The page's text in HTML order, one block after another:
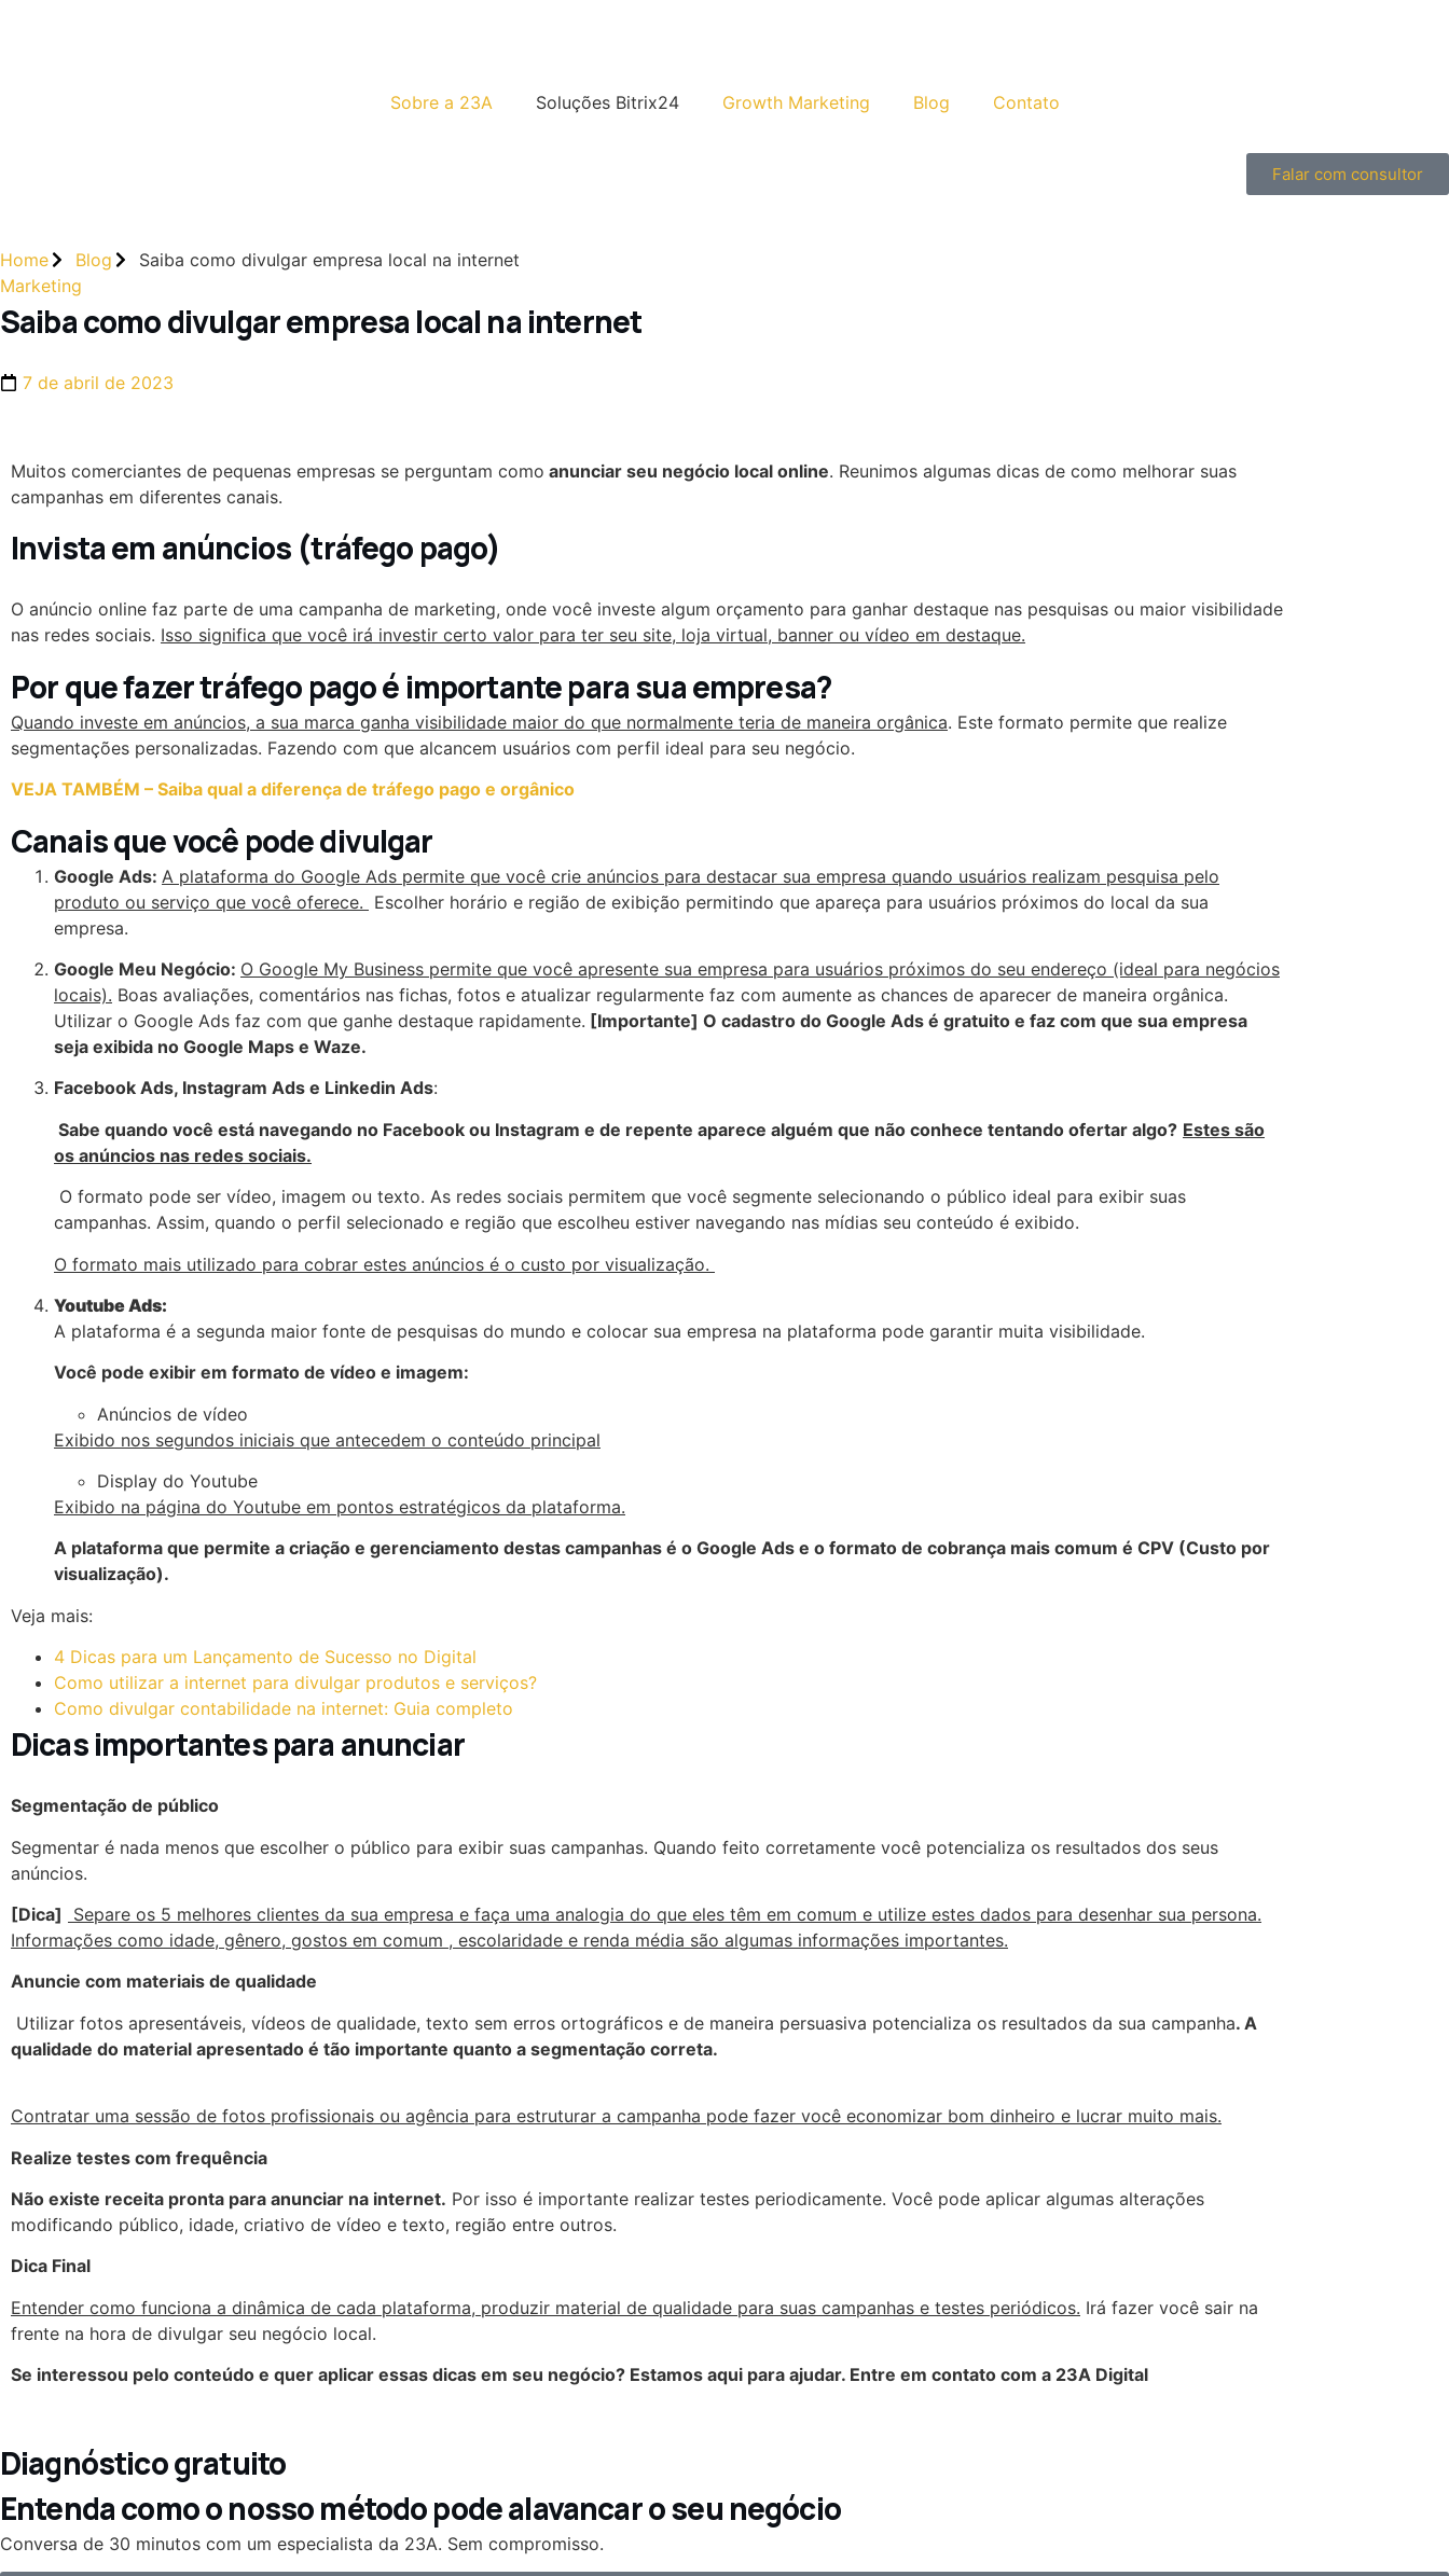
Sobre a 23A Soluções Bitrix24 Growth Marketing Blog Contato
Falar com consultor
Home Blog
Saiba como divulgar empresa local na internet
Marketing
Saiba como divulgar empresa local na internet
7 de abril de 2023
Muitos comerciantes de pequenas empresas se perguntam como anunciar seu negócio local online. Reunimos algumas dicas de como melhorar suas
campanhas em diferentes canais.
Invista em anúncios (tráfego pago)
O anúncio online faz parte de uma campanha de marketing, onde você investe algum orçamento para ganhar destaque nas pesquisas ou maior visibilidade
nas redes sociais. Isso significa que você irá investir certo valor para ter seu site, loja virtual, banner ou vídeo em destaque.
Por que fazer tráfego pago é importante para sua empresa?
Quando investe em anúncios, a sua marca ganha visibilidade maior do que normalmente teria de maneira orgânica. Este formato permite que realize
segmentações personalizadas. Fazendo com que alcancem usuários com perfil ideal para seu negócio.
VEJA TAMBÉM – Saiba qual a diferença de tráfego pago e orgânico
Canais que você pode divulgar
Google Ads: A plataforma do Google Ads permite que você crie anúncios para destacar sua empresa quando usuários realizam pesquisa pelo
produto ou serviço que você oferece. Escolher horário e região de exibição permitindo que apareça para usuários próximos do local da sua
empresa.
Google Meu Negócio: O Google My Business permite que você apresente sua empresa para usuários próximos do seu endereço (ideal para negócios
locais). Boas avaliações, comentários nas fichas, fotos e atualizar regularmente faz com aumente as chances de aparecer de maneira orgânica.
Utilizar o Google Ads faz com que ganhe destaque rapidamente. [Importante] O cadastro do Google Ads é gratuito e faz com que sua empresa
seja exibida no Google Maps e Waze.
Facebook Ads, Instagram Ads e Linkedin Ads:
Sabe quando você está navegando no Facebook ou Instagram e de repente aparece alguém que não conhece tentando ofertar algo? Estes são
os anúncios nas redes sociais.
O formato pode ser vídeo, imagem ou texto. As redes sociais permitem que você segmente selecionando o público ideal para exibir suas
campanhas. Assim, quando o perfil selecionado e região que escolheu estiver navegando nas mídias seu conteúdo é exibido.
O formato mais utilizado para cobrar estes anúncios é o custo por visualização.
Youtube Ads:
A plataforma é a segunda maior fonte de pesquisas do mundo e colocar sua empresa na plataforma pode garantir muita visibilidade.
Você pode exibir em formato de vídeo e imagem:
Anúncios de vídeo
Exibido nos segundos iniciais que antecedem o conteúdo principal
Display do Youtube
Exibido na página do Youtube em pontos estratégicos da plataforma.
A plataforma que permite a criação e gerenciamento destas campanhas é o Google Ads e o formato de cobrança mais comum é CPV (Custo por
visualização).
Veja mais:
4 Dicas para um Lançamento de Sucesso no Digital
Como utilizar a internet para divulgar produtos e serviços?
Como divulgar contabilidade na internet: Guia completo
Dicas importantes para anunciar
Segmentação de público
Segmentar é nada menos que escolher o público para exibir suas campanhas. Quando feito corretamente você potencializa os resultados dos seus
anúncios.
[Dica]
Separe os 5 melhores clientes da sua empresa e faça uma analogia do que eles têm em comum e utilize estes dados para desenhar sua persona.
Informações como idade, gênero, gostos em comum , escolaridade e renda média são algumas informações importantes.
Anuncie com materiais de qualidade
Utilizar fotos apresentáveis, vídeos de qualidade, texto sem erros ortográficos e de maneira persuasiva potencializa os resultados da sua campanha. A
qualidade do material apresentado é tão importante quanto a segmentação correta.
Contratar uma sessão de fotos profissionais ou agência para estruturar a campanha pode fazer você economizar bom dinheiro e lucrar muito mais.
Realize testes com frequência
Não existe receita pronta para anunciar na internet. Por isso é importante realizar testes periodicamente. Você pode aplicar algumas alterações
modificando público, idade, criativo de vídeo e texto, região entre outros.
Dica Final
Entender como funciona a dinâmica de cada plataforma, produzir material de qualidade para suas campanhas e testes periódicos. Irá fazer você sair na
frente na hora de divulgar seu negócio local.
Se interessou pelo conteúdo e quer aplicar essas dicas em seu negócio? Estamos aqui para ajudar. Entre em contato com a 23A Digital
Diagnóstico gratuito
Entenda como o nosso método pode alavancar o seu negócio
Conversa de 30 minutos com um especialista da 23A. Sem compromisso.